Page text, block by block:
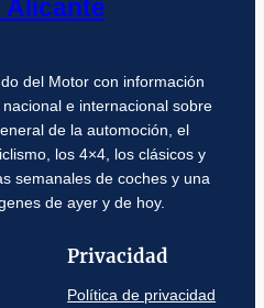
Alicante
del Motor con información
e internacional sobre
de la automoción, el
los 4×4, los clásicos y
semanales de coches y una
de ayer y de hoy.
Privacidad
Política de privacidad